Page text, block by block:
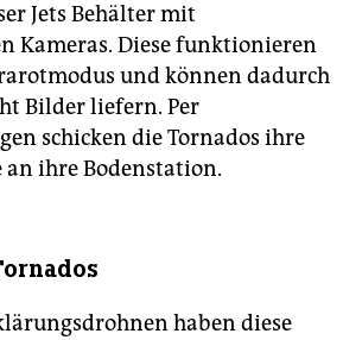
Jets Behälter mit
Kameras. Diese funktionieren
und können dadurch
Bilder liefern. Per
schicken die Tornados ihre
ihre Bodenstation.
haben diese